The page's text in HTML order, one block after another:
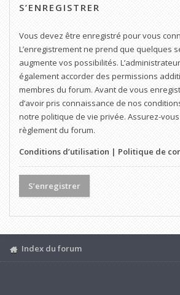
S’ENREGISTRER
Vous devez être enregistré pour vous
L’enregistrement ne prend que quelques
augmente vos possibilités.
également accorder des permissions
membres du forum. Avant de vous
d’avoir pris connaissance de nos
notre politique de vie privée. Assurez-
règlement du forum.
Conditions d’utilisation | Politique de
S’enregistrer
Index du forum